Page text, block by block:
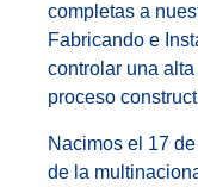
completas a
Fabricando e
controlar una
proceso
Nacimos el 17
de la